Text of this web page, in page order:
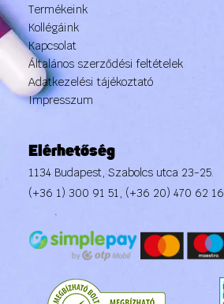
Termékeink
Kollégáink
Kapcsolat
Általános szerződési feltételek
Adatkezelési tájékoztató
Impresszum
Elérhetőség
1134 Budapest, Szabolcs utca 23-25.
(+36 1) 300 91 51, (+36 20) 470 62 16